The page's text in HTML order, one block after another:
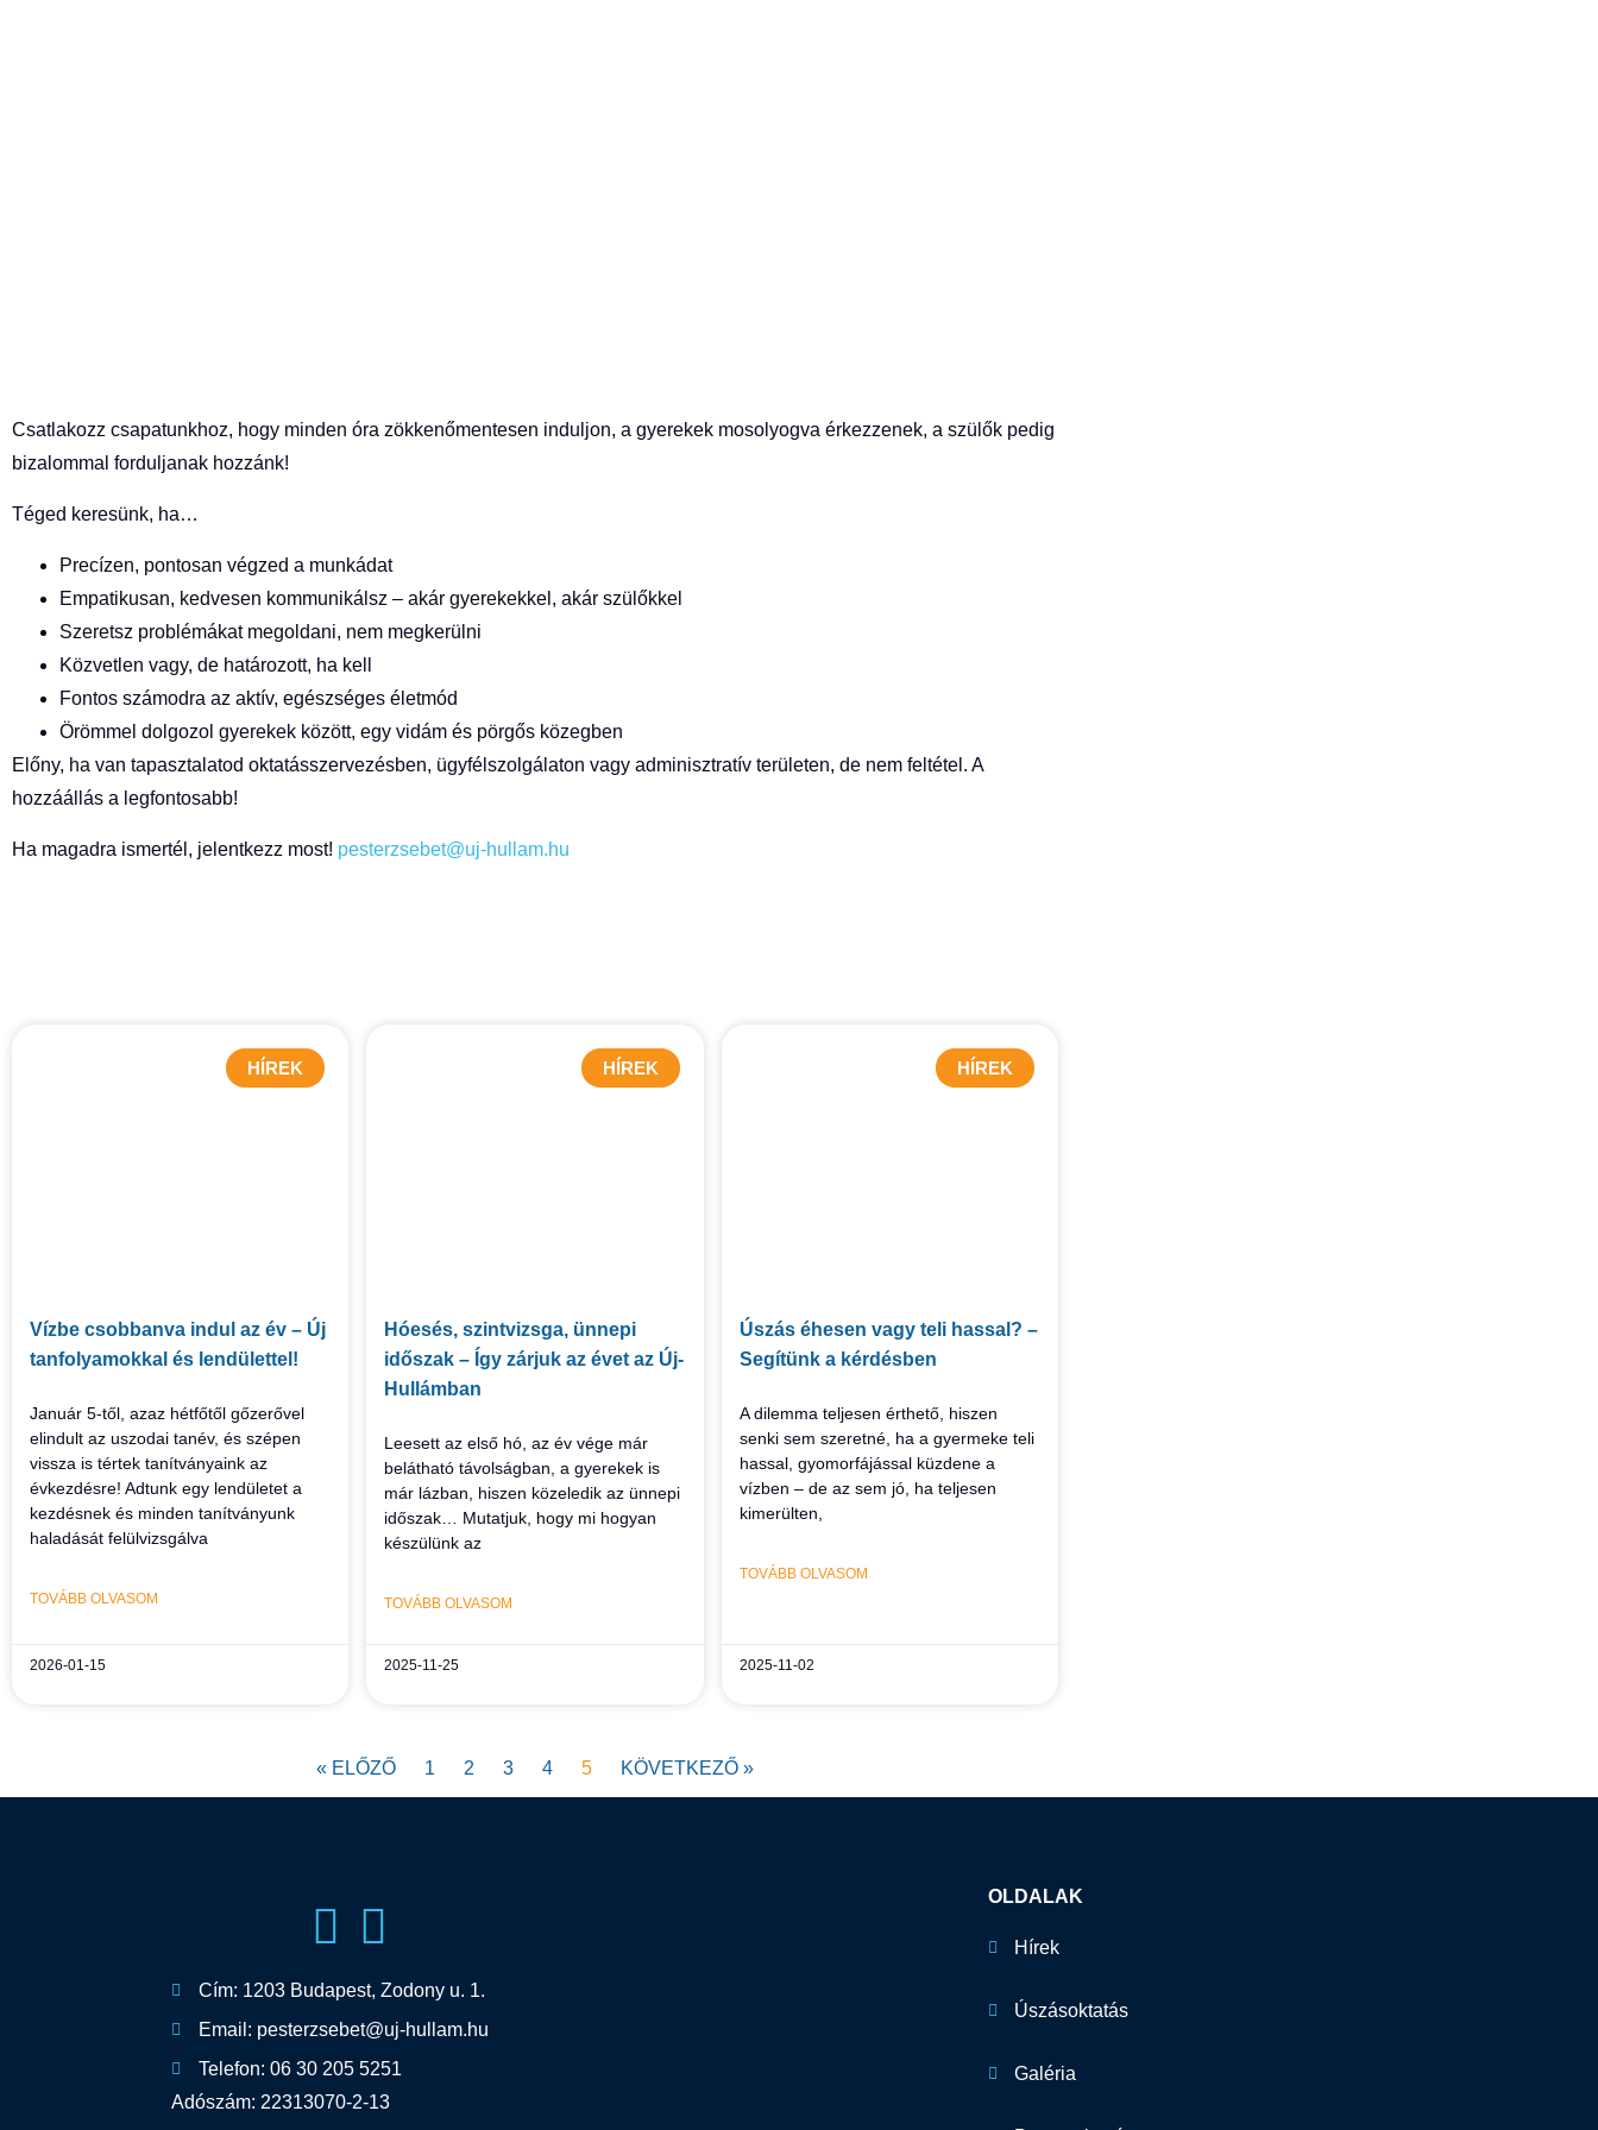
Csatlakozz csapatunkhoz, hogy minden óra zökkenőmentesen induljon, a gyerekek mosolyogva érkezzenek, a szülők pedig
bizalommal forduljanak hozzánk!
Téged keresünk, ha…
Precízen, pontosan végzed a munkádat
Empatikusan, kedvesen kommunikálsz – akár gyerekekkel, akár szülőkkel
Szeretsz problémákat megoldani, nem megkerülni
Közvetlen vagy, de határozott, ha kell
Fontos számodra az aktív, egészséges életmód
Örömmel dolgozol gyerekek között, egy vidám és pörgős közegben
Előny, ha van tapasztalatod oktatásszervezésben, ügyfélszolgálaton vagy adminisztratív területen, de nem feltétel. A
hozzáállás a legfontosabb!
Ha magadra ismertél, jelentkezz most! pesterzsebet@uj-hullam.hu
HÍREK
Vízbe csobbanva indul az év – Új
tanfolyamokkal és lendülettel!
Január 5-től, azaz hétfőtől gőzerővel
elindult az uszodai tanév, és szépen
vissza is tértek tanítványaink az
évkezdésre! Adtunk egy lendületet a
kezdésnek és minden tanítványunk
haladását felülvizsgálva
TOVÁBB OLVASOM
2026-01-15
HÍREK
Hóesés, szintvizsga, ünnepi
időszak – Így zárjuk az évet az Új-
Hullámban
Leesett az első hó, az év vége már
belátható távolságban, a gyerekek is
már lázban, hiszen közeledik az ünnepi
időszak… Mutatjuk, hogy mi hogyan
készülünk az
TOVÁBB OLVASOM
2025-11-25
HÍREK
Úszás éhesen vagy teli hassal? –
Segítünk a kérdésben
A dilemma teljesen érthető, hiszen
senki sem szeretné, ha a gyermeke teli
hassal, gyomorfájással küzdene a
vízben – de az sem jó, ha teljesen
kimerülten,
TOVÁBB OLVASOM
2025-11-02
« ELŐZŐ 1 2 3 4 5 KÖVETKEZŐ »
Cím: 1203 Budapest, Zodony u. 1.
Email: pesterzsebet@uj-hullam.hu
Telefon: 06 30 205 5251
Adószám: 22313070-2-13
OLDALAK
Hírek
Úszásoktatás
Galéria